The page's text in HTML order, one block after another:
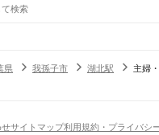
検索
変更
柏市勝浦市市原市流山市八千代市我孫
ビスすべて
県 我孫子市 湖北駅
主婦
せサイトマップ利用規約・プライバシ